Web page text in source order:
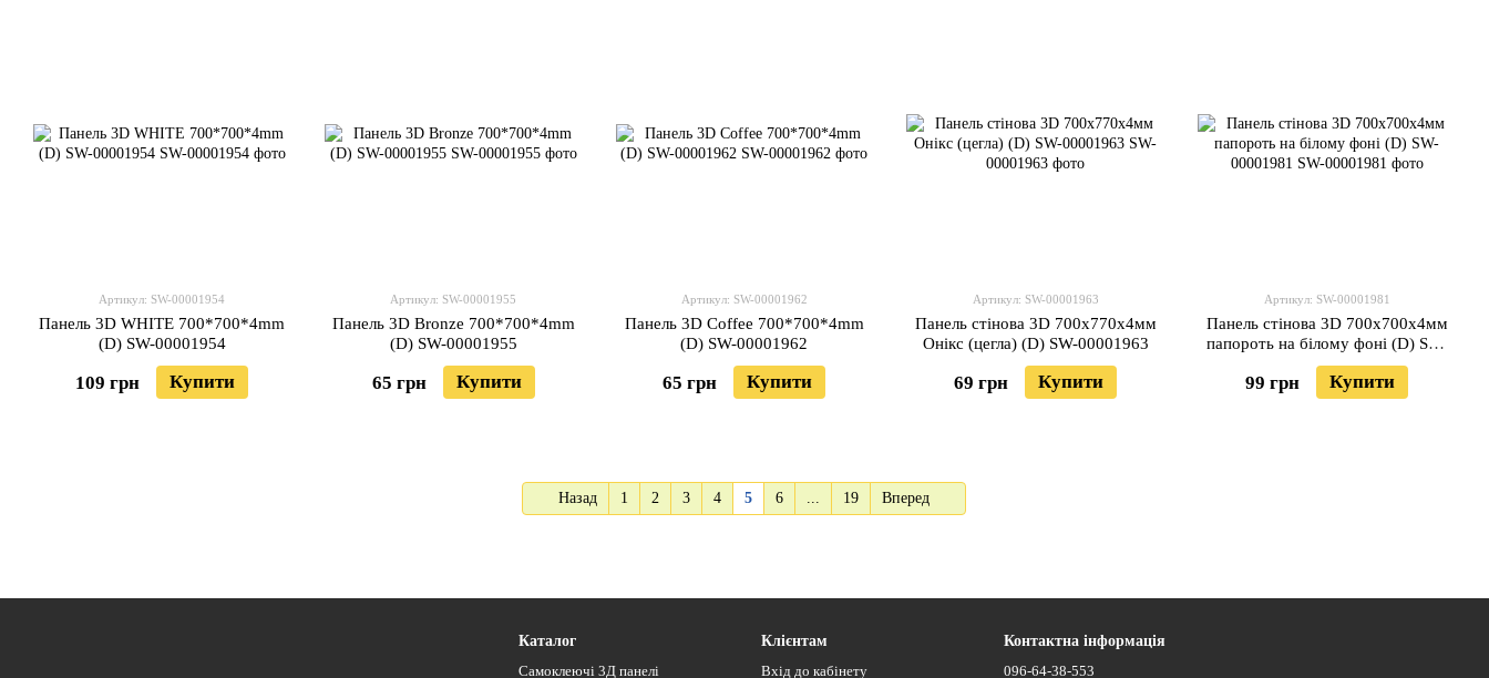
Артикул: SW-00001954
Панель 3D WHITE 700*700*4mm
(D) SW-00001954
109 грн Купити
Артикул: SW-00001955
Панель 3D Bronze 700*700*4mm
(D) SW-00001955
65 грн Купити
Артикул: SW-00001962
Панель 3D Coffee 700*700*4mm
(D) SW-00001962
65 грн Купити
Артикул: SW-00001963
Панель стінова 3D 700х770х4мм
Онікс (цегла) (D) SW-00001963
69 грн Купити
Артикул: SW-00001981
Панель стінова 3D 700х700х4мм
папороть на білому фоні (D) SW-
00001981
99 грн Купити
Назад 1 2 3 4 5 6 ... 19 Вперед
Каталог
Самоклеючі 3Д панелі
Клієнтам
Вхід до кабінету
Контактна інформація
096-64-38-553